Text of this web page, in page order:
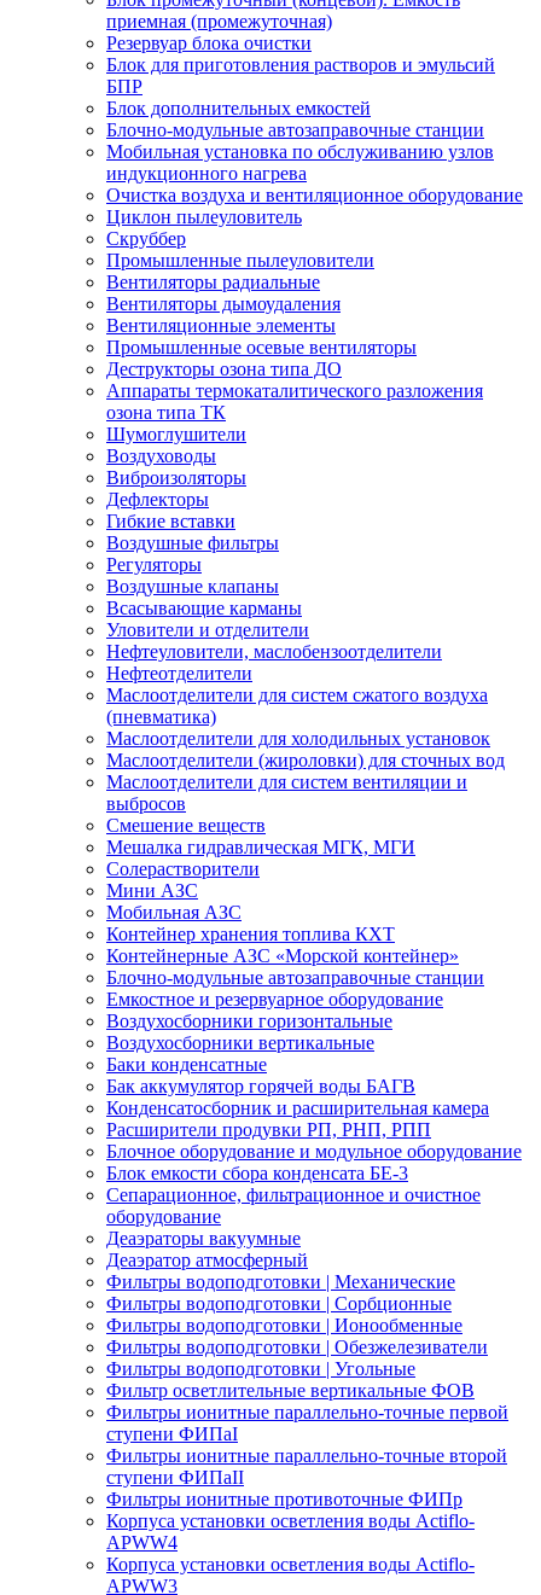
приемная (промежуточная)
Резервуар блока очистки
Блок для приготовления растворов и эмульсий
БПР
Блок дополнительных емкостей
Блочно-модульные автозаправочные станции
Мобильная установка по обслуживанию узлов
индукционного нагрева
Очистка воздуха и вентиляционное оборудование
Циклон пылеуловитель
Скруббер
Промышленные пылеуловители
Вентиляторы радиальные
Вентиляторы дымоудаления
Вентиляционные элементы
Промышленные осевые вентиляторы
Деструкторы озона типа ДО
Аппараты термокаталитического разложения
озона типа ТК
Шумоглушители
Воздуховоды
Виброизоляторы
Дефлекторы
Гибкие вставки
Воздушные фильтры
Регуляторы
Воздушные клапаны
Всасывающие карманы
Уловители и отделители
Нефтеуловители, маслобензоотделители
Нефтеотделители
Маслоотделители для систем сжатого воздуха
(пневматика)
Маслоотделители для холодильных установок
Маслоотделители (жироловки) для сточных вод
Маслоотделители для систем вентиляции и
выбросов
Смешение веществ
Мешалка гидравлическая МГК, МГИ
Солерастворители
Мини АЗС
Мобильная АЗС
Контейнер хранения топлива КХТ
Контейнерные АЗС «Морской контейнер»
Блочно-модульные автозаправочные станции
Емкостное и резервуарное оборудование
Воздухосборники горизонтальные
Воздухосборники вертикальные
Баки конденсатные
Бак аккумулятор горячей воды БАГВ
Конденсатосборник и расширительная камера
Расширители продувки РП, РНП, РПП
Блочное оборудование и модульное оборудование
Блок емкости сбора конденсата БЕ-3
Сепарационное, фильтрационное и очистное
оборудование
Деаэраторы вакуумные
Деаэратор атмосферный
Фильтры водоподготовки | Механические
Фильтры водоподготовки | Сорбционные
Фильтры водоподготовки | Ионообменные
Фильтры водоподготовки | Обезжелезиватели
Фильтры водоподготовки | Угольные
Фильтр осветлительные вертикальные ФОВ
Фильтры ионитные параллельно-точные первой
ступени ФИПаI
Фильтры ионитные параллельно-точные второй
ступени ФИПаII
Фильтры ионитные противоточные ФИПр
Корпуса установки осветления воды Actiflo-
APWW4
Корпуса установки осветления воды Actiflo-
APWW3